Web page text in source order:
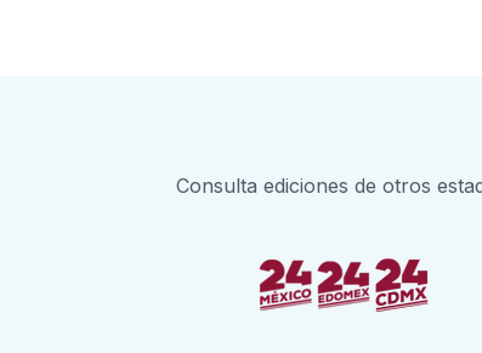
Consulta ediciones de otros